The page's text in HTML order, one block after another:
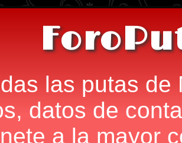
las putas de
datos de
a la mayor